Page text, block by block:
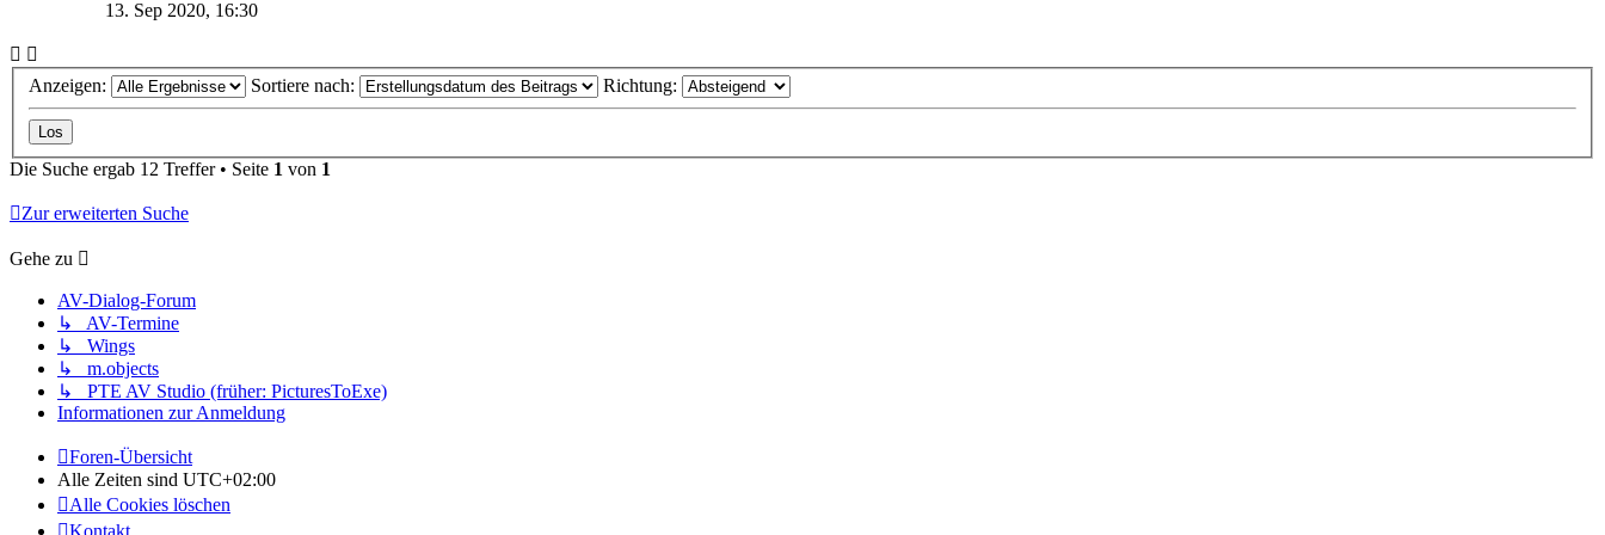
13. Sep 2020, 16:30
Anzeigen: Sortiere nach: Richtung:
Die Suche ergab 12 Treffer • Seite 1 von 1
Zur erweiterten Suche
Gehe zu
AV-Dialog-Forum
↳ AV-Termine
↳ Wings
↳ m.objects
↳ PTE AV Studio (früher: PicturesToExe)
Informationen zur Anmeldung
Foren-Übersicht
Alle Zeiten sind UTC+02:00
Alle Cookies löschen